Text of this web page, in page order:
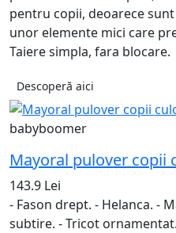
pentru copii, deoarece
unor elemente mici care
Taiere simpla, fara blocare.
Descoperă aici
babyboomer
Mayoral pulover copii
143.9 Lei
- Fason drept. - Helanca. -
subtire. - Tricot ornamentat.